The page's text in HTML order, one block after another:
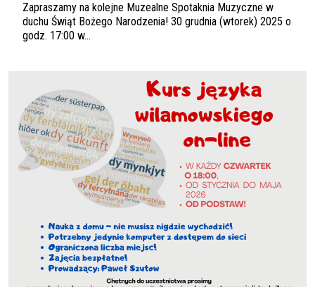
Zapraszamy na kolejne Muzealne Spotaknia Muzyczne w
duchu Świąt Bożego Narodzenia! 30 grudnia (wtorek) 2025 o
godz. 17:00 w...